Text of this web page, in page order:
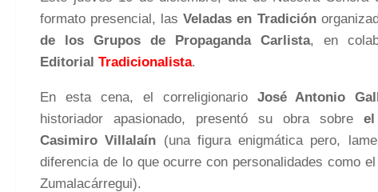
formato presencial, lasVeladas en Tradición
de los Grupos de Propaganda Carlista, en
Editorial Tradicionalista.
En esta cena, el correligionario José Antonio
historiador apasionado, presentó su obra sobre
Casimiro Villalaín (una figura enigmática pero,
diferencia de lo que ocurre con personalidades como
Zumalacárregui).